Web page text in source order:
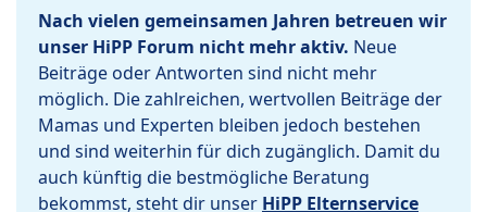
Nach vielen gemeinsamen Jahren betreuen wir
unser HiPP Forum nicht mehr aktiv. Neue
Beiträge oder Antworten sind nicht mehr
möglich. Die zahlreichen, wertvollen Beiträge der
Mamas und Experten bleiben jedoch bestehen
und sind weiterhin für dich zugänglich. Damit du
auch künftig die bestmögliche Beratung
bekommst, steht dir unser HiPP Elternservice